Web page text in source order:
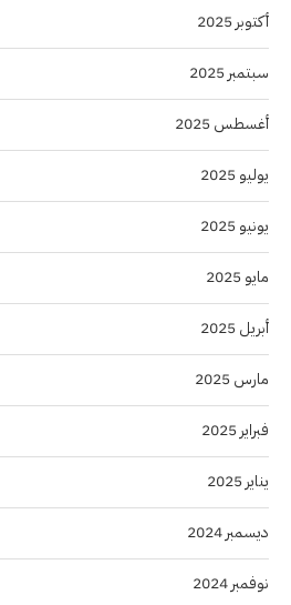
أكتوبر 2025
سبتمبر 2025
أغسطس 2025
يوليو 2025
يونيو 2025
مايو 2025
أبريل 2025
مارس 2025
فبراير 2025
يناير 2025
ديسمبر 2024
نوفمبر 2024